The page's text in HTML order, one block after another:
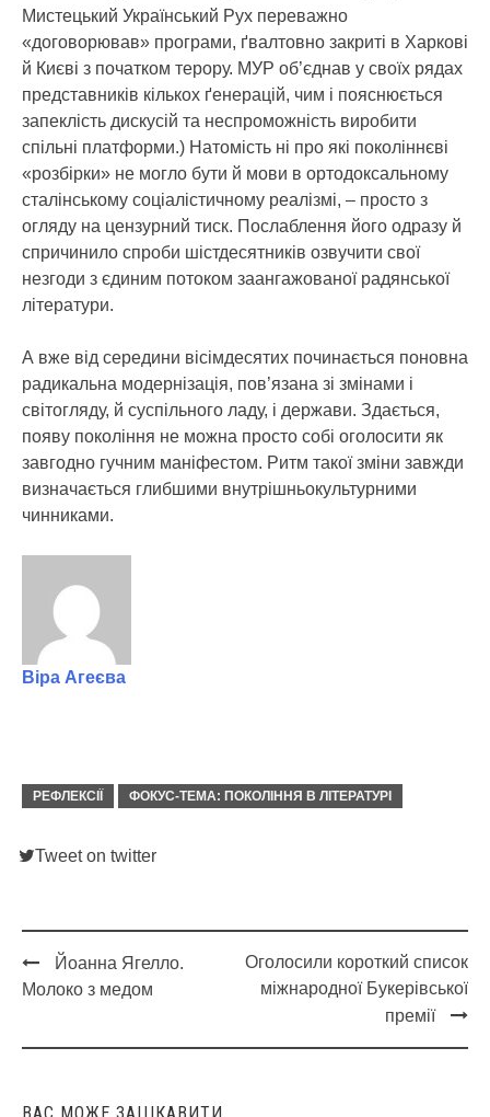
Мистецький Український Рух переважно
«договорював» програми, ґвалтовно закриті в Харкові
й Києві з початком терору. МУР об’єднав у своїх рядах
представників кількох ґенерацій, чим і пояснюється
запеклість дискусій та неспроможність виробити
спільні платформи.) Натомість ні про які поколіннєві
«розбірки» не могло бути й мови в ортодоксальному
сталінському соціалістичному реалізмі, – просто з
огляду на цензурний тиск. Послаблення його одразу й
спричинило спроби шістдесятників озвучити свої
незгоди з єдиним потоком заангажованої радянської
літератури.
А вже від середини вісімдесятих починається поновна
радикальна модернізація, пов’язана зі змінами і
світогляду, й суспільного ладу, і держави. Здається,
появу покоління не можна просто собі оголосити як
завгодно гучним маніфестом. Ритм такої зміни завжди
визначається глибшими внутрішньокультурними
чинниками.
Віра Агеєва
РЕФЛЕКСІЇ ФОКУС-ТЕМА: ПОКОЛІННЯ В ЛІТЕРАТУРІ
Tweet on twitter
Post
Йоанна Ягелло.
Молоко з медом
Оголосили короткий список
міжнародної Букерівської
премії